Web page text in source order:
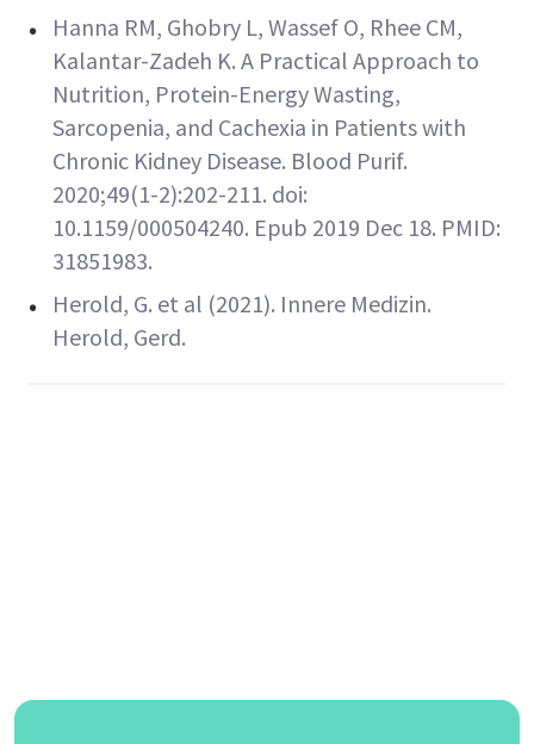
Hanna RM, Ghobry L, Wassef O, Rhee CM,
Kalantar-Zadeh K. A Practical Approach to
Nutrition, Protein-Energy Wasting,
Sarcopenia, and Cachexia in Patients with
Chronic Kidney Disease. Blood Purif.
2020;49(1-2):202-211. doi:
10.1159/000504240. Epub 2019 Dec 18. PMID:
31851983.
Herold, G. et al (2021). Innere Medizin.
Herold, Gerd.